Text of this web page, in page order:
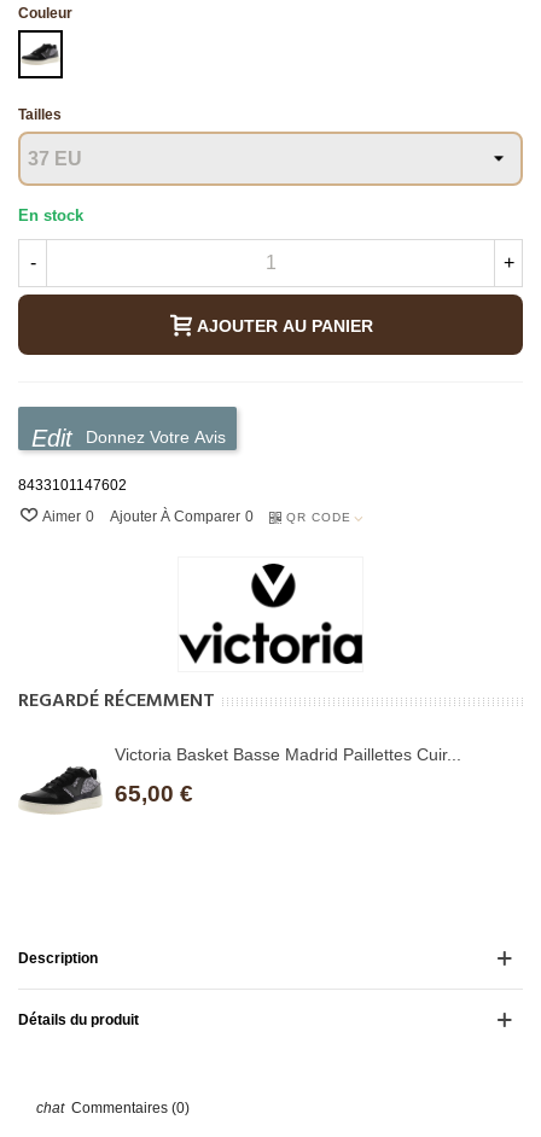
Couleur
NOIR
Tailles
En stock
- +
AJOUTER AU PANIER
Donnez Votre Avis
8433101147602
Aimer 0 Ajouter À Comparer 0 QR CODE
REGARDÉ RÉCEMMENT
Victoria Basket Basse Madrid Paillettes Cuir...
65,00 €
Description
Détails du produit
Commentaires (0)